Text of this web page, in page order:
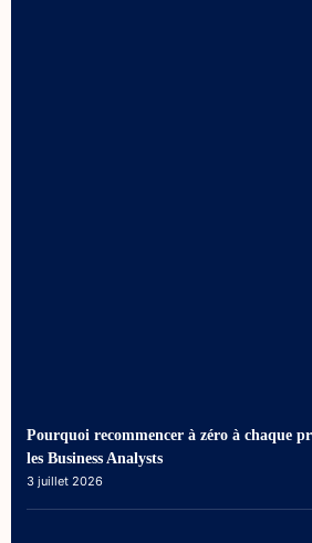
Pourquoi recommencer à zéro à chaque
les Business Analysts
3 juillet 2026